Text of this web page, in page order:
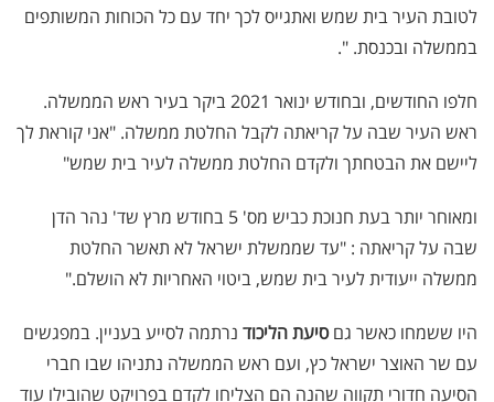
לטובת העיר בית שמש ואתגייס לכך יחד עם כל הכוחות המשותפים
בממשלה ובכנסת. ".
חלפו החודשים, ובחודש ינואר 2021 ביקר בעיר ראש הממשלה.
ראש העיר שבה על קריאתה לקבל החלטת ממשלה. "אני קוראת לך
ליישם את הבטחתך ולקדם החלטת ממשלה לעיר בית שמש"
ומאוחר יותר בעת חנוכת כביש מס' 5 בחודש מרץ שד' נהר הדן
שבה על קריאתה : "עד שממשלת ישראל לא תאשר החלטת
ממשלה ייעודית לעיר בית שמש, ביטוי האחריות לא הושלם."
היו ששמחו כאשר גםסיעת הליכוד נרתמה לסייע בעניין. במפגשים
עם שר האוצר ישראל כץ, ועם ראש הממשלה נתניהו שבו חברי
הסיעה חדורי תקווה שהנה הם הצליחו לקדם בפרויקט שהובילו עוד